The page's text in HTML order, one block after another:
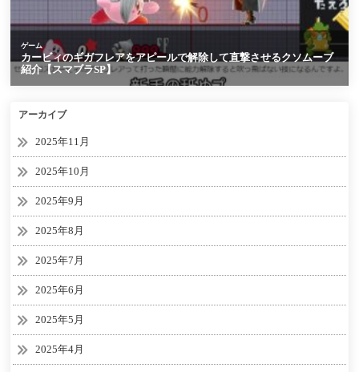
アーカイブ
2025年11月
2025年10月
2025年9月
2025年8月
2025年7月
2025年6月
2025年5月
2025年4月